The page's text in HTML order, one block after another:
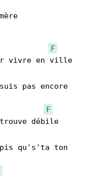
F
vivre en ville
pas encore
F
débile
pis qu's'ta ton